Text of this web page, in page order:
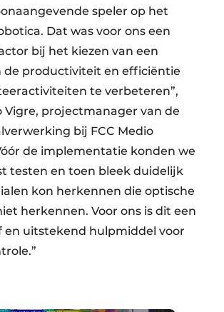
speler op het
Dat was voor ons een
bij het kiezen van een
de productiviteit en efficiëntie
te verbeteren”,
Vigre, projectmanager van de
bij FCC Medio
de implementatie konden we
testen en toen bleek duidelijk
kon herkennen die optische
herkennen. Voor ons is dit een
en uitstekend hulpmiddel voor